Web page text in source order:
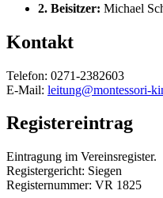
2. Beisitzer: Michael
Kontakt
Telefon: 0271-2382603
E-Mail: leitung@montessori-
Registereintrag
Eintragung im Vereinsregister.
Registergericht: Siegen
Registernummer: VR 1825